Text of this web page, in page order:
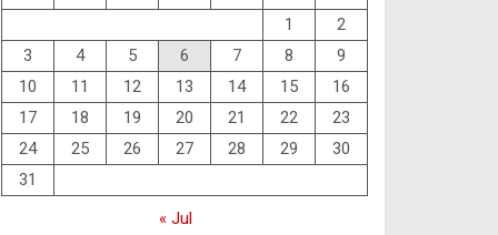
1
2
3
4 5 6 7 8
9
10
11 12 13 14 15
16
17
18 19 20 21 22
23
24
25 26 27 28 29
30
31
« Jul